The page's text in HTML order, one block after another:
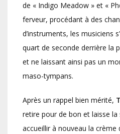
de « Indigo Meadow » et «
ferveur, procédant à des
d’instruments, les musiciens
quart de seconde derrière la
et ne laissant ainsi pas un
maso-tympans.
Après un rappel bien mérité,
retire pour de bon et laisse
accueillir à nouveau la crème